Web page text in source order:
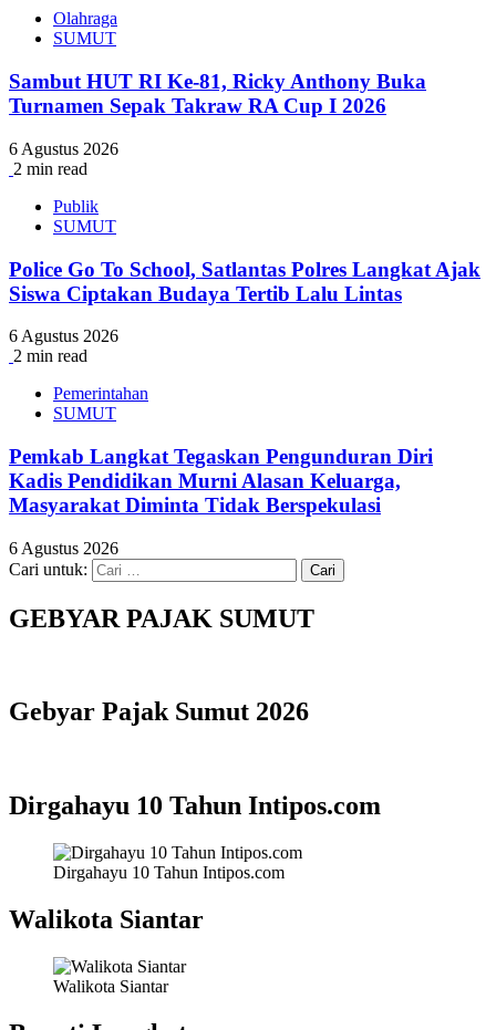
Olahraga
SUMUT
Sambut HUT RI Ke-81, Ricky Anthony Buka
Turnamen Sepak Takraw RA Cup I 2026
6 Agustus 2026
2 min read
Publik
SUMUT
Police Go To School, Satlantas Polres Langkat Ajak
Siswa Ciptakan Budaya Tertib Lalu Lintas
6 Agustus 2026
2 min read
Pemerintahan
SUMUT
Pemkab Langkat Tegaskan Pengunduran Diri
Kadis Pendidikan Murni Alasan Keluarga,
Masyarakat Diminta Tidak Berspekulasi
6 Agustus 2026
Cari untuk:
GEBYAR PAJAK SUMUT
Gebyar Pajak Sumut 2026
Dirgahayu 10 Tahun Intipos.com
Dirgahayu 10 Tahun Intipos.com
Walikota Siantar
Walikota Siantar